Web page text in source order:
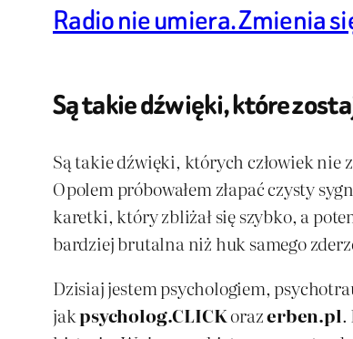
Radio nie umiera. Zmienia
Są takie dźwięki, które
Są takie dźwięki, których człowiek nie
Opolem próbowałem złapać czysty
karetki, który zbliżał się szybko, a
bardziej brutalna niż huk samego
Dzisiaj jestem psychologiem,
jakpsycholog.CLICKorazerben.pl.